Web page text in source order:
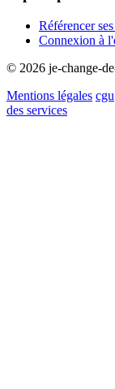
Référencer
Connexion à
© 2026 je-change-
Mentions légales cgu
des services